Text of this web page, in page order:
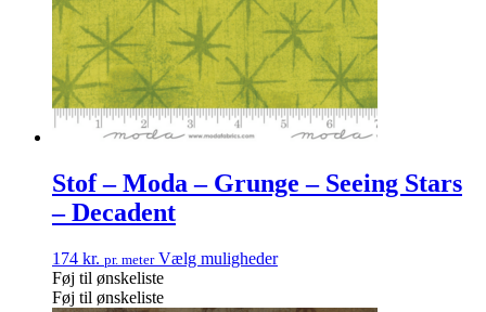
Stof – Moda – Grunge – Seeing Stars
– Decadent
174 kr. pr. meter Vælg muligheder
Føj til ønskeliste
Føj til ønskeliste